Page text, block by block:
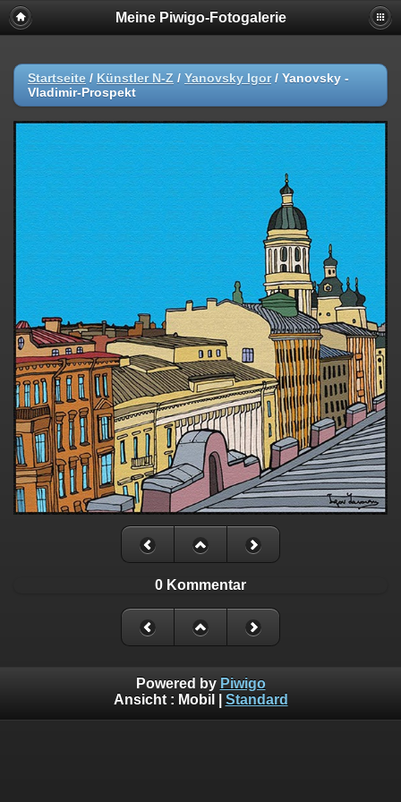
Meine Piwigo-Fotogalerie
Startseite / Künstler N-Z / Yanovsky Igor/ Yanovsky -
Vladimir-Prospekt
0 Kommentar
Powered by Piwigo
Ansicht : Mobil Standard